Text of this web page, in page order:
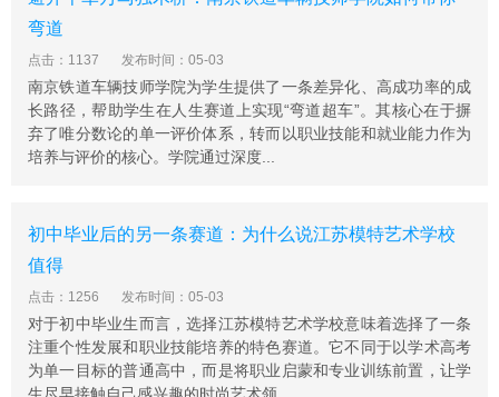
学校现有省特级教师1人、教授级高级教师1人，另有区市
以上学科带头人6人、高级教师12人。学校绝大部分文化
科老师具有多年高三毕业班执教经验，美术、音乐、舞蹈
和传媒等艺术老师也均具有多年艺术高考教学经验，成绩
显著。同时，学校还定期聘请艺术院校的专家到校指导，
经常与四星高中开展教学、教研交流活动，举行期中、期
末联考等。学校坚持专家治校、名师执教，现已初步建立
为教学骨干的高素质教师队伍。
泰州市凤凰艺术学校办学思路
学校积极创新办学思路，努力提升管理水平，不断提高教
学质量，学风优良，进步显著，并初步取得了一定的办学
成果和社会效益。2020年我校首届高二学生参加江苏省普
通高中合格性考试，一次性合格率达99%，有多名同学还
弯道
点击：1137 发布时间：05-03
南京铁道车辆技师学院为学生提供了一条差异化、高成功率的成
长路径，帮助学生在人生赛道上实现“弯道超车”。其核心在于摒
弃了唯分数论的单一评价体系，转而以职业技能和就业能力作为
培养与评价的核心。学院通过深度...
初中毕业后的另一条赛道：为什么说江苏模特艺术学校
值得
点击：1256 发布时间：05-03
对于初中毕业生而言，选择江苏模特艺术学校意味着选择了一条
注重个性发展和职业技能培养的特色赛道。它不同于以学术高考
为单一目标的普通高中，而是将职业启蒙和专业训练前置，让学